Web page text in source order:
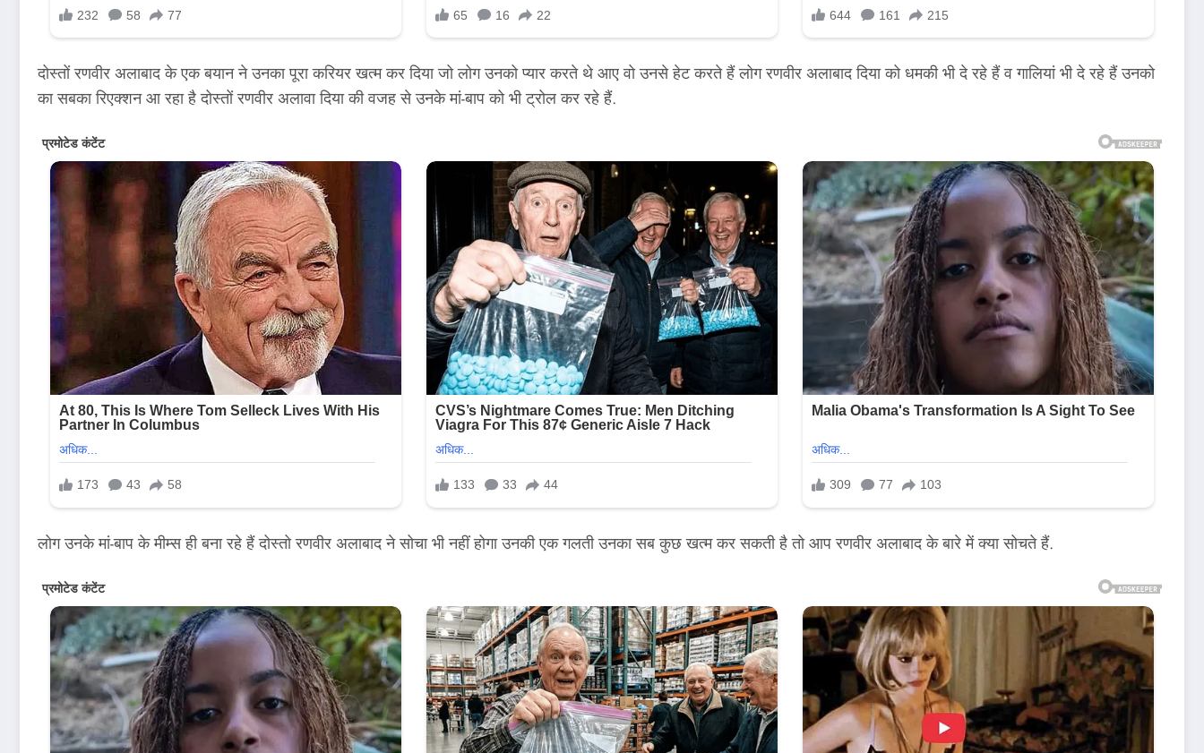
दोस्तों रणवीर अलाबाद के एक बयान ने उनका पूरा करियर खत्म कर दिया जो लोग उनको प्यार करते थे आए वो उनसे हेट करते हैं लोग रणवीर अलाबाद दिया को धमकी भी दे रहे हैं व गालियां भी दे रहे हैं उनको
का सबका रिएक्शन आ रहा है दोस्तों रणवीर अलावा दिया की वजह से उनके मां-बाप को भी ट्रोल कर रहे हैं.
लोग उनके मां-बाप के मीम्स ही बना रहे हैं दोस्तो रणवीर अलाबाद ने सोचा भी नहीं होगा उनकी एक गलती उनका सब कुछ खत्म कर सकती है तो आप रणवीर अलाबाद के बारे में क्या सोचते हैं.